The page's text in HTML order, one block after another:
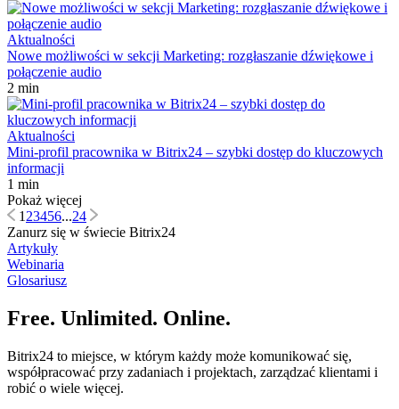
Aktualności
Nowe możliwości w sekcji Marketing: rozgłaszanie dźwiękowe i
połączenie audio
2 min
Aktualności
Mini-profil pracownika w Bitrix24 – szybki dostęp do kluczowych
informacji
1 min
Pokaż więcej
1 23456...24
Zanurz się w świecie Bitrix24
Artykuły
Webinaria
Glosariusz
Free. Unlimited. Online.
Bitrix24 to miejsce, w którym każdy może komunikować się,
współpracować przy zadaniach i projektach, zarządzać klientami i
robić o wiele więcej.